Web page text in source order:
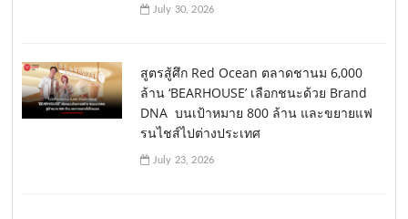
July 30, 2026
สูตรสู้ศึก Red Ocean ตลาดชานม 6,000
ล้าน ‘BEARHOUSE’ เลือกชนะด้วย Brand
DNA บนเป้าหมาย 800 ล้าน และขยายแฟ
รนไชส์ไปต่างประเทศ
July 23, 2026